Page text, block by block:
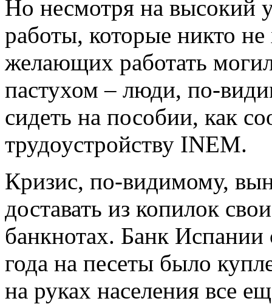
Но несмотря на высокий
работы, которые никто
желающих работать
пастухом – люди, по-
сидеть на пособии, как
трудоустройству INEM.
Кризис, по-видимому,
доставать из копилок
банкнотах. Банк Испании
года на песеты было
на руках населения все